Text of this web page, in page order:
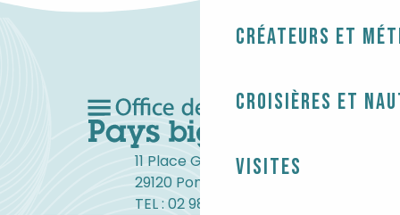
Créateurs et
Croisières et
Visites
11 Place Gambetta
29120 Pont-l'Abbé
TEL : 02 98 82 37 99